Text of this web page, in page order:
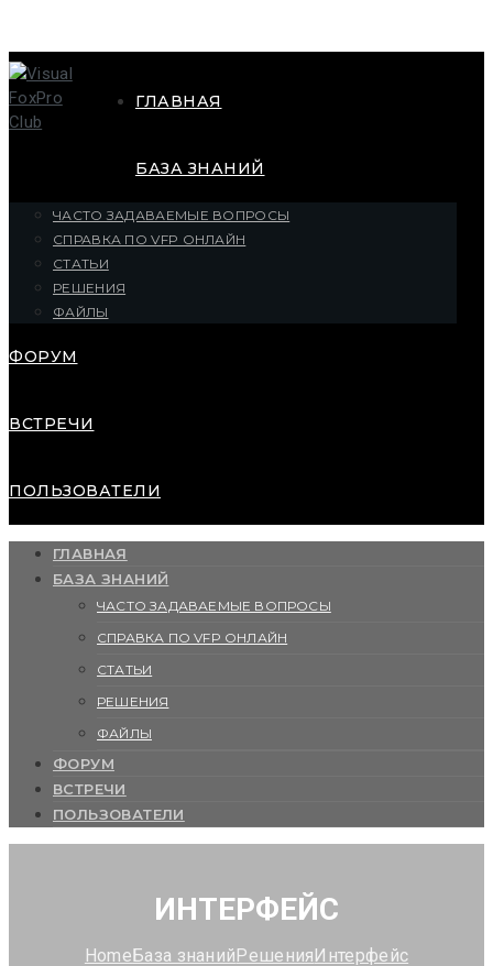
ГЛАВНАЯ
БАЗА ЗНАНИЙ
ЧАСТО ЗАДАВАЕМЫЕ ВОПРОСЫ
СПРАВКА ПО VFP ОНЛАЙН
СТАТЬИ
РЕШЕНИЯ
ФАЙЛЫ
ФОРУМ
ВСТРЕЧИ
ПОЛЬЗОВАТЕЛИ
ГЛАВНАЯ
БАЗА ЗНАНИЙ
ЧАСТО ЗАДАВАЕМЫЕ ВОПРОСЫ
СПРАВКА ПО VFP ОНЛАЙН
СТАТЬИ
РЕШЕНИЯ
ФАЙЛЫ
ФОРУМ
ВСТРЕЧИ
ПОЛЬЗОВАТЕЛИ
ИНТЕРФЕЙС
HomeБаза знанийРешенияИнтерфейс